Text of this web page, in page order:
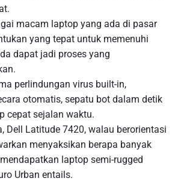
macam laptop yang ada di pasar
yang tepat untuk memenuhi
dapat jadi proses yang
perlindungan virus built-in,
otomatis, sepatu bot dalam detik
cepat sejalan waktu.
Dell Latitude 7420, walau berorientasi
menyaksikan berapa banyak
laptop semi-rugged
Urban entails.